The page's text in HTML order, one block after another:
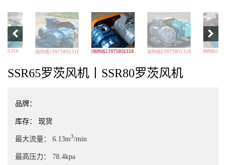
SSR65罗茨风机丨SSR80罗茨风机
品牌：
库存： 现货
最大流量： 6.13m3/min
最高压力： 78.4kpa